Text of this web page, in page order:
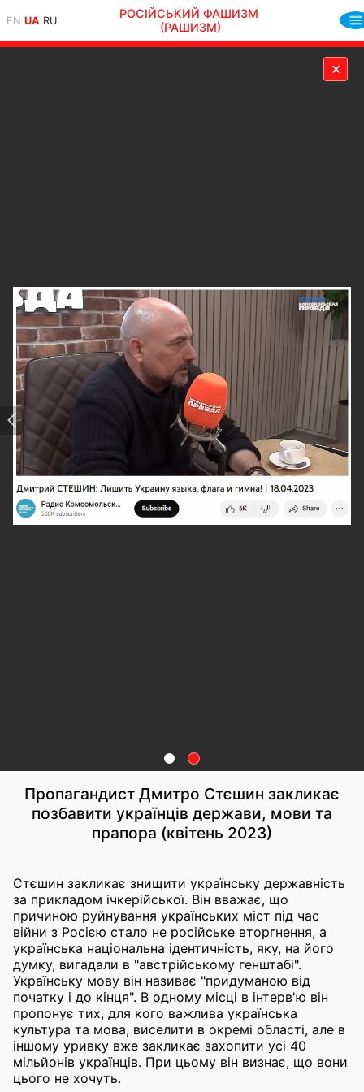
EN UA RU
РОСІЙСЬКИЙ ФАШИЗМ
(РАШИЗМ)
✕
Пропагандист Дмитро Стєшин закликає
позбавити українців держави, мови та
прапора (квітень 2023)
Стєшин закликає знищити українську державність
за прикладом ічкерійської. Він вважає, що
причиною руйнування українських міст під час
війни з Росією стало не російське вторгнення, а
українська національна ідентичність, яку, на його
думку, вигадали в "австрійському генштабі".
Українську мову він називає "придуманою від
початку і до кінця". В одному місці в інтерв'ю він
пропонує тих, для кого важлива українська
культура та мова, виселити в окремі області, але в
іншому уривку вже закликає захопити усі 40
мільйонів українців. При цьому він визнає, що вони
цього не хочуть.